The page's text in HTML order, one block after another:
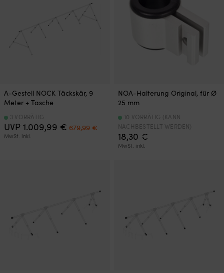
A-Gestell NOCK Täckskär, 9
Meter + Tasche
UVP 1.009,99 € Ursprünglicher
Preis
679,99 € Aktueller
MwSt. inkl.
3 VORRÄTIG
NOA-Halterung Original, für Ø
25 mm
18,30 €
MwSt. inkl.
10 VORRÄTIG (KANN
NACHBESTELLT WERDEN)